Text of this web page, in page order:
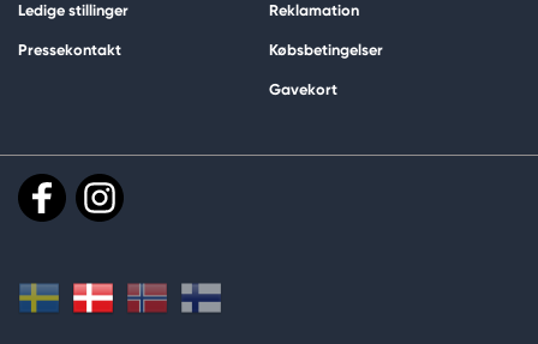
Ledige stillinger
Pressekontakt
Reklamation
Købsbetingelser
Gavekort